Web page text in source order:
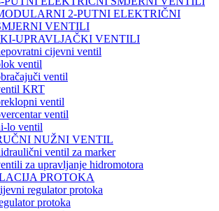
2-PUTNI ELEKTRIČNI
VENTILI
UPRAVLJAČKI VENTILI
cijevni ventil
ventil
ventil
KRT
ventil
ventil
lo ventil
NUŽNI VENTIL
ventil za marker
za upravljanje hidromotora
PROTOKA
regulator protoka
protoka